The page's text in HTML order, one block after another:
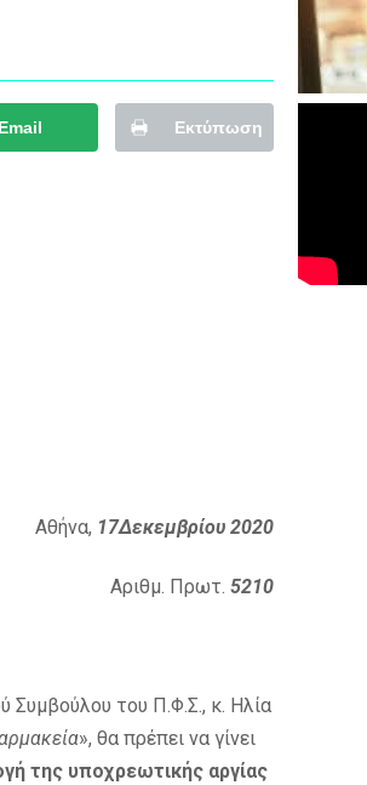
Email Εκτύπωση
Αθήνα, 17Δεκεμβρίου 2020
Αριθμ. Πρωτ.5210
Συμβούλου του Π.Φ.Σ., κ. Ηλία
», θα πρέπει να γίνει
της υποχρεωτικής αργίας